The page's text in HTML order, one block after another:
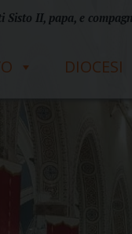
Sisto II, papa, e
DIOCESI